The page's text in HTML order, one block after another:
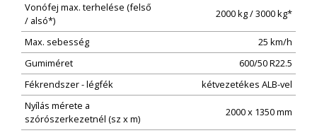
Vonófej max. terhelése (felső
/ alsó*)
2000 kg / 3000 kg*
Max. sebesség
25 km/h
Gumiméret
600/50 R22.5
Fékrendszer - légfék
kétvezetékes ALB-vel
Nyílás mérete a
szórószerkezetnél (sz x m)
2000 x 1350 mm